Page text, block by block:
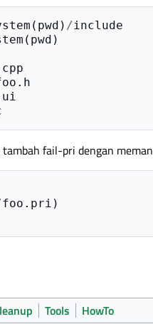
( pwd ) /include
( pwd )
cpp
. h
ui
fail-pri dengan
foo . pri )
Tools HowTo